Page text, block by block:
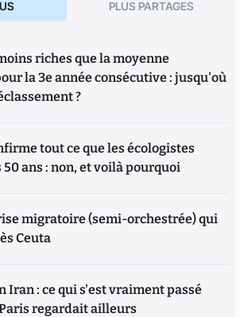
PLUS PARTAGES
riches que la moyenne
la 3e année consécutive : jusqu'où
?
tout ce que les écologistes
ans : non, et voilà pourquoi
migratoire (semi-orchestrée) qui
Ceuta
Iran : ce qui s'est vraiment passé
regardait ailleurs